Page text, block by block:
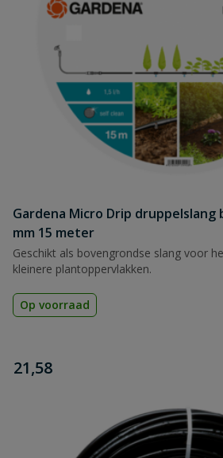
Gardena Micro Drip druppelslang
mm 15 meter
Geschikt als bovengrondse slang voor
kleinere plantoppervlakken.
Op voorraad
€
21,58